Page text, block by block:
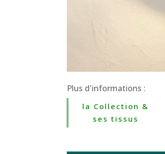
Plus d'informations :
la Collection &
ses tissus